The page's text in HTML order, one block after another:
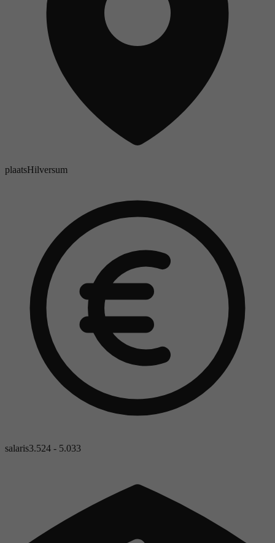
plaatsHilversum
salaris3.524 - 5.033